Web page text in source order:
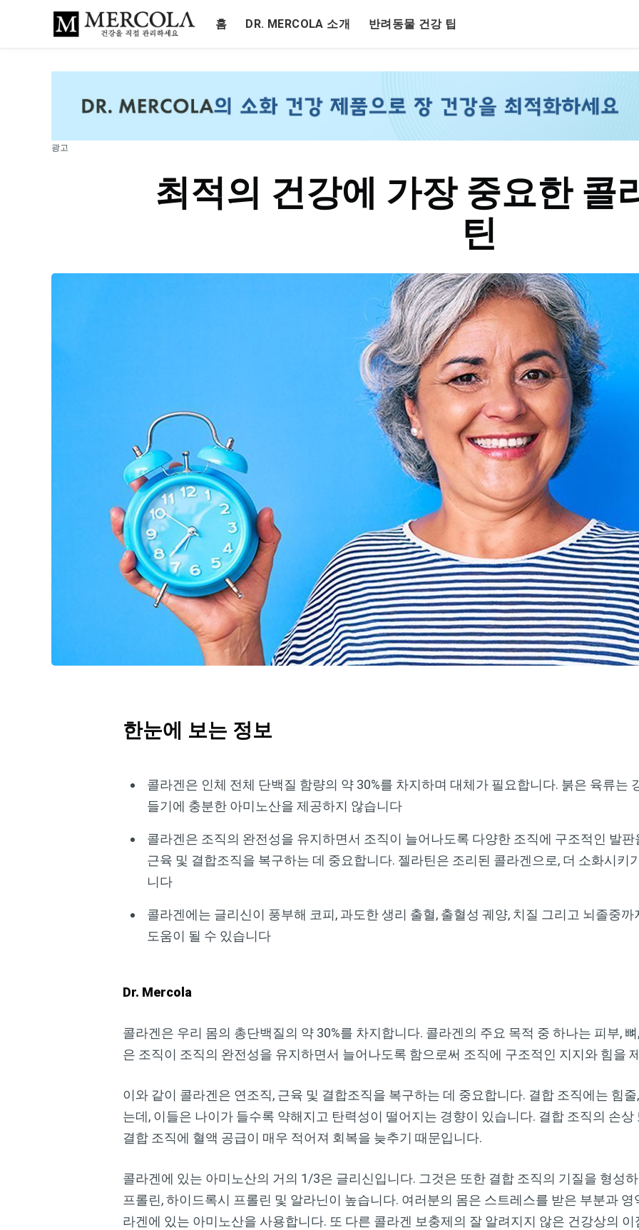
홈 DR. MERCOLA 소개 반려동물 건강 팁
광고
최적의 건강에 가장 중요한 콜
틴
한눈에 보는 정보
콜라겐은 인체 전체 단백질 함량의 약 30%를 차지하며 대체가 필요합니다. 붉은 육류는
들기에 충분한 아미노산을 제공하지 않습니다
콜라겐은 조직의 완전성을 유지하면서 조직이 늘어나도록 다양한 조직에 구조적인 발판
근육 및 결합조직을 복구하는 데 중요합니다. 젤라틴은 조리된 콜라겐으로, 더 소화시키
니다
콜라겐에는 글리신이 풍부해 코피, 과도한 생리 출혈, 출혈성 궤양, 치질 그리고 뇌졸중까
도움이 될 수 있습니다
Dr. Mercola
콜라겐은 우리 몸의 총단백질의 약 30%를 차지합니다. 콜라겐의 주요 목적 중 하나는 피부,
은 조직이 조직의 완전성을 유지하면서 늘어나도록 함으로써 조직에 구조적인 지지와 힘을
이와 같이 콜라겐은 연조직, 근육 및 결합조직을 복구하는 데 중요합니다. 결합 조직에는 힘줄
는데, 이들은 나이가 들수록 약해지고 탄력성이 떨어지는 경향이 있습니다. 결합 조직의 손상
결합 조직에 혈액 공급이 매우 적어져 회복을 늦추기 때문입니다.
콜라겐에 있는 아미노산의 거의 1/3은 글리신입니다. 그것은 또한 결합 조직의 기질을 형성
프롤린, 하이드록시 프롤린 및 알라닌이 높습니다. 여러분의 몸은 스트레스를 받은 부분과
라겐에 있는 아미노산을 사용합니다. 또 다른 콜라겐 보충제의 잘 알려지지 않은 건강상의